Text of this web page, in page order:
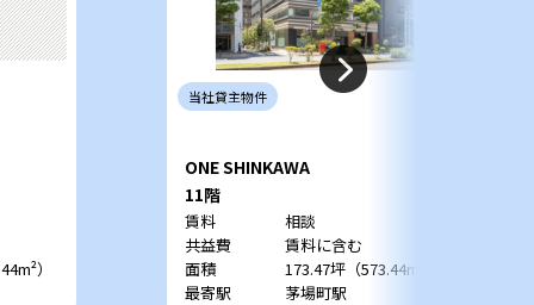
）
当社貸主物件
ONE SHINKAWA
11階
賃料
相談
共益費
賃料に含む
面積
173.47坪（573.44m²）
最寄駅
茅場町駅